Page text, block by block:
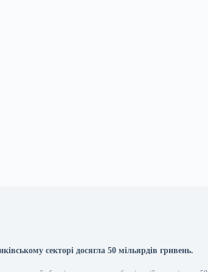
секторі досягла 50 мільярдів гривень.